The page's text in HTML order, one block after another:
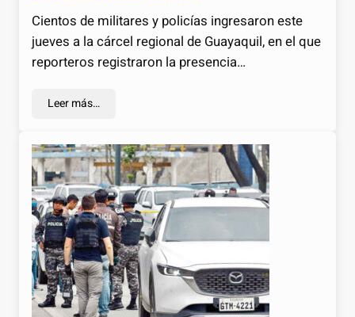
Cientos de militares y policías ingresaron este
jueves a la cárcel regional de Guayaquil, en el que
reporteros registraron la presencia…
Leer más…